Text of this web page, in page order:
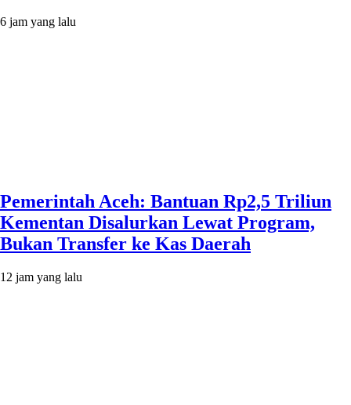
6 jam yang lalu
Pemerintah Aceh: Bantuan Rp2,5 Triliun
Kementan Disalurkan Lewat Program,
Bukan Transfer ke Kas Daerah
12 jam yang lalu